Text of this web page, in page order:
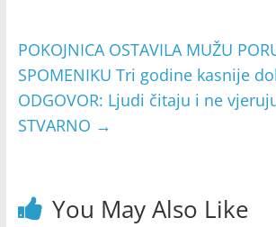
POKOJNICA OSTAVILA MUŽU
SPOMENIKU Tri godine kasnije
ODGOVOR: Ljudi čitaju i ne
STVARNO →
You May Also Like